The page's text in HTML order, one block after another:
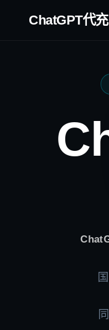
ChatGPT代充